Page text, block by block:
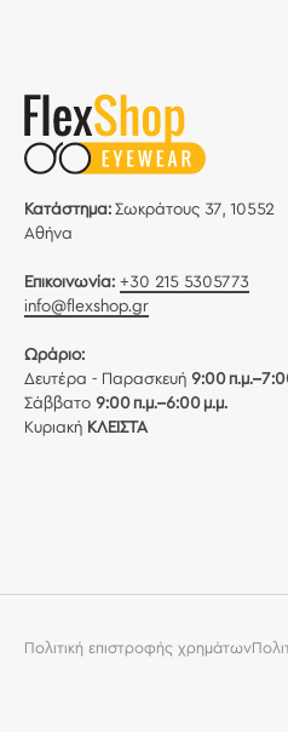
Κατάστημα:Σωκράτους 37, 10552
Αθήνα
Επικοινωνία: +30 215 5305773
info@flexshop.gr
Ωράριο:
Δευτέρα - Παρασκευή 9:00
Σάββατο 9:00 π.μ.–6:00 μ.μ.
Κυριακή ΚΛΕΙΣΤΑ
Πολιτική επιστροφής χρημάτων